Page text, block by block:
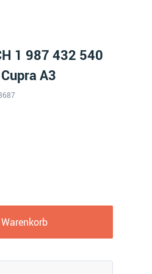
1 987 432 540
A3